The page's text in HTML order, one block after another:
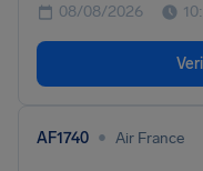
08/08/2026
AF1740 • Air France